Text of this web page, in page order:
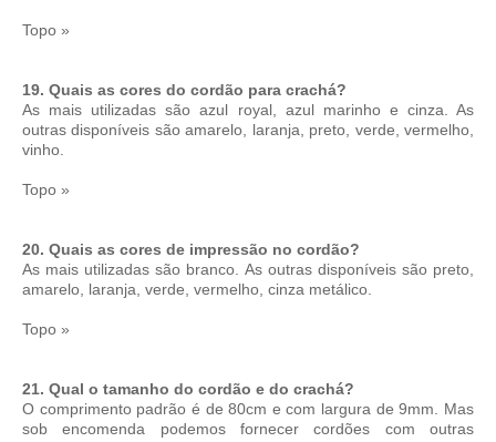
Topo »
19. Quais as cores do cordão para crachá?
As mais utilizadas são azul royal, azul marinho e cinza. As
outras disponíveis são amarelo, laranja, preto, verde, vermelho,
vinho.
Topo »
20. Quais as cores de impressão no cordão?
As mais utilizadas são branco. As outras disponíveis são preto,
amarelo, laranja, verde, vermelho, cinza metálico.
Topo »
21. Qual o tamanho do cordão e do crachá?
O comprimento padrão é de 80cm e com largura de 9mm. Mas
sob encomenda podemos fornecer cordões com outras